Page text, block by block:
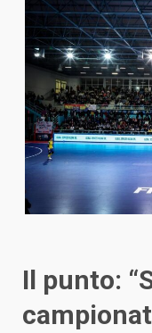
Il punto: